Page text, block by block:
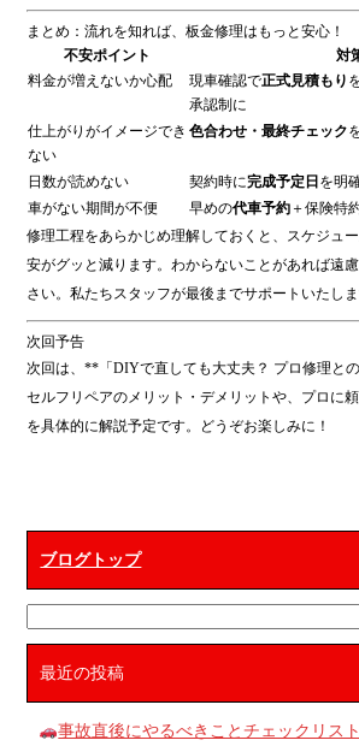
まとめ：流れを知れば、板金修理はもっと安心！
不安ポイント
対
料金が増えないか心配
現車確認で正式見積もり
承認制に
仕上がりがイメージでき
ない
色合わせ・最終チェック
日数が読めない 契約時に完成予定日 を明
車がない期間が不便
早めの代車予約 ＋保険特
修理工程をあらかじめ理解しておくと、スケジュ
安がグッと減ります。わからないことがあれば遠
さい。私たちスタッフが最後までサポートいたしま
次回予告
次回は、**「DIYで直しても大丈夫？ プロ修理と
セルフリペアのメリット・デメリットや、プロに
を具体的に解説予定です。どうぞお楽しみに！
ブログトップ
最近の投稿
事故直後にやるべきことチェックリスト